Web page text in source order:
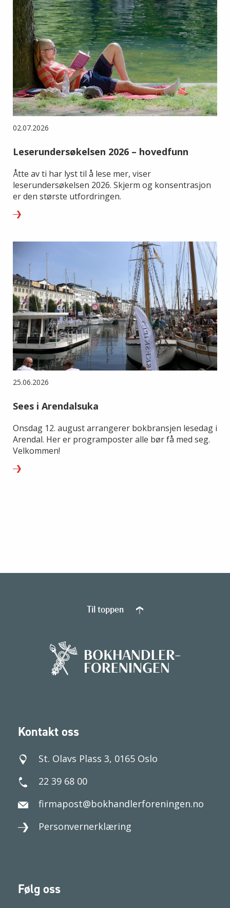
02.07.2026
Leserundersøkelsen 2026 – hovedfunn
Åtte av ti har lyst til å lese mer, viser
leserundersøkelsen 2026. Skjerm og konsentrasjon
er den største utfordringen.
25.06.2026
Sees i Arendalsuka
Onsdag 12. august arrangerer bokbransjen lesedag i
Arendal. Her er programposter alle bør få med seg.
Velkommen!
Kontakt oss
St. Olavs Plass 3, 0165 Oslo
22 39 68 00
firmapost@bokhandlerforeningen.no
Personvernerklæring
Følg oss
Til toppen